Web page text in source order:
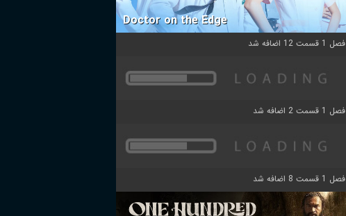
Doctor on the Edge
فصل 1 قسمت 12 اضافه شد
فصل 1 قسمت 2 اضافه شد
فصل 1 قسمت 8 اضافه شد